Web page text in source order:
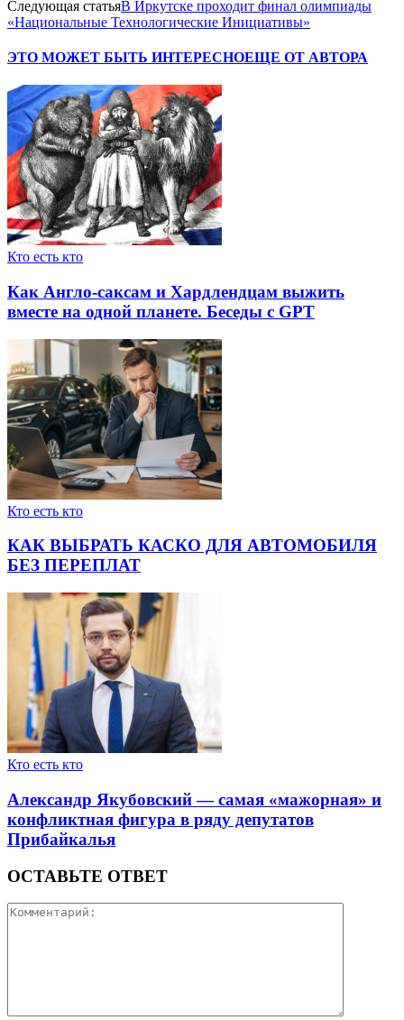
Следующая статьяВ Иркутске проходит финал олимпиады
«Национальные Технологические Инициативы»
ЭТО МОЖЕТ БЫТЬ ИНТЕРЕСНОЕЩЕ ОТ АВТОРА
Кто есть кто
Как Англо-саксам и Хардлендцам выжить
вместе на одной планете. Беседы с GPT
Кто есть кто
КАК ВЫБРАТЬ КАСКО ДЛЯ АВТОМОБИЛЯ
БЕЗ ПЕРЕПЛАТ
Кто есть кто
Александр Якубовский — самая «мажорная» и
конфликтная фигура в ряду депутатов
Прибайкалья
ОСТАВЬТЕ ОТВЕТ